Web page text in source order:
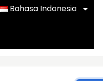
Bahasa Indonesia